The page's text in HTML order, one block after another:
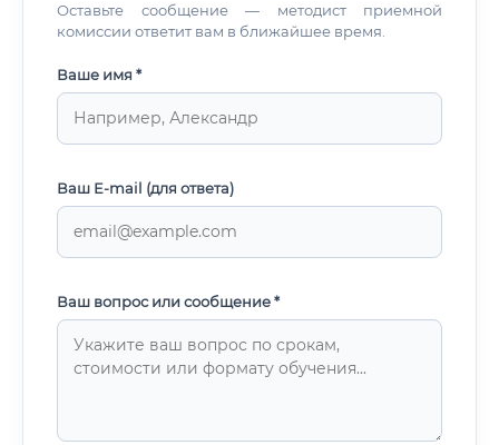
Оставьте сообщение — методист приемной
комиссии ответит вам в ближайшее время.
Ваше имя *
Ваш E-mail (для ответа)
Ваш вопрос или сообщение *